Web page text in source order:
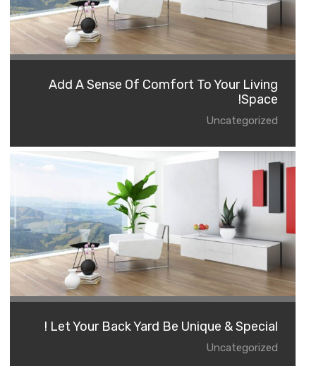
Add A Sense Of Comfort To Your Living
Space!
Uncategorized
Let Your Back Yard Be Unique & Special !
Uncategorized